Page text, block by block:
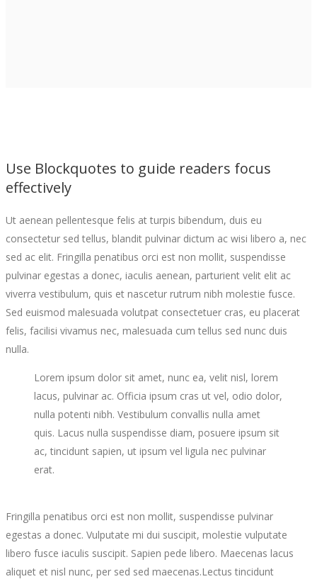
Use Blockquotes to guide readers focus
effectively
Ut aenean pellentesque felis at turpis bibendum, duis eu
consectetur sed tellus, blandit pulvinar dictum ac wisi libero a, nec
sed ac elit. Fringilla penatibus orci est non mollit, suspendisse
pulvinar egestas a donec, iaculis aenean, parturient velit elit ac
viverra vestibulum, quis et nascetur rutrum nibh molestie fusce.
Sed euismod malesuada volutpat consectetuer cras, eu placerat
felis, facilisi vivamus nec, malesuada cum tellus sed nunc duis
nulla.
Lorem ipsum dolor sit amet, nunc ea, velit nisl, lorem
lacus, pulvinar ac. Officia ipsum cras ut vel, odio dolor,
nulla potenti nibh. Vestibulum convallis nulla amet
quis. Lacus nulla suspendisse diam, posuere ipsum sit
ac, tincidunt sapien, ut ipsum vel ligula nec pulvinar
erat.
Fringilla penatibus orci est non mollit, suspendisse pulvinar
egestas a donec. Vulputate mi dui suscipit, molestie vulputate
libero fusce iaculis suscipit. Sapien pede libero. Maecenas lacus
aliquet et nisl nunc, per sed sed maecenas.Lectus tincidunt